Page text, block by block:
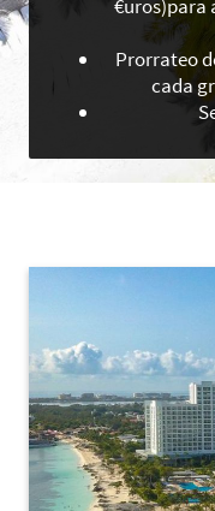
€uros)para
Prorrateo
cada